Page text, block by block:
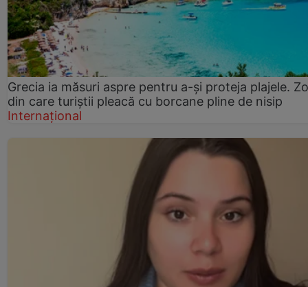
Grecia ia măsuri aspre pentru a-și proteja plajele.
din care turiștii pleacă cu borcane pline de nisip
Internațional